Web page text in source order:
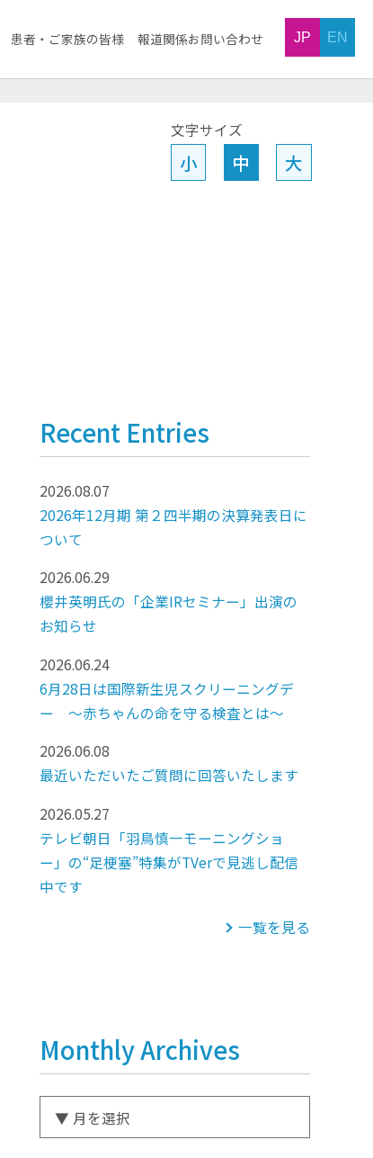
患者・ご家族の皆様 報道関係お問い合わせ JP EN
文字サイズ
小 中 大
Recent Entries
2026.08.07
2026年12月期 第２四半期の決算発表日に
ついて
2026.06.29
櫻井英明氏の「企業IRセミナー」出演の
お知らせ
2026.06.24
6月28日は国際新生児スクリーニングデ
ー ～赤ちゃんの命を守る検査とは～
2026.06.08
最近いただいたご質問に回答いたします
2026.05.27
テレビ朝日「羽鳥慎一モーニングショ
ー」の“足梗塞”特集がTVerで見逃し配信
中です
一覧を見る
Monthly Archives